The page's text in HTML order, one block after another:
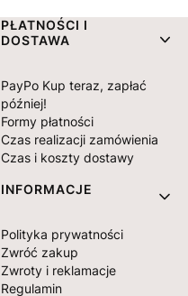
Linki w stopce
PŁATNOŚCI I
DOSTAWA
PayPo Kup teraz, zapłać
później!
Formy płatności
Czas realizacji zamówienia
Czas i koszty dostawy
INFORMACJE
Polityka prywatności
Zwróć zakup
Zwroty i reklamacje
Regulamin